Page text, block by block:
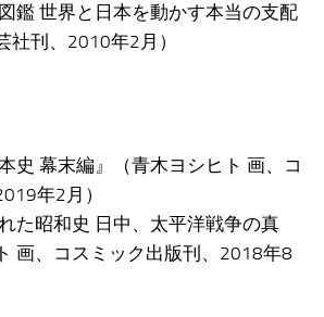
鑑 世界と日本を動かす本当の支配
社刊、2010年2月）
史 幕末編』（青木ヨシヒト 画、コ
年2月）
た昭和史 日中、太平洋戦争の真
画、コスミック出版刊、2018年8